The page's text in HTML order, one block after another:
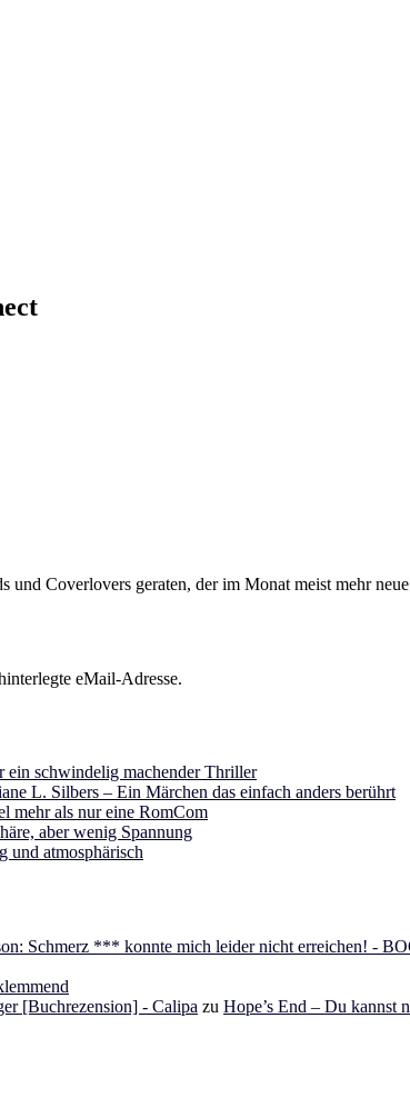
und Coverlovers geraten, der im Monat meist mehr
eMail-Adresse.
schwindelig machender Thriller
L. Silbers – Ein Märchen das einfach anders berührt
mehr als nur eine RomCom
aber wenig Spannung
und atmosphärisch
Schmerz *** konnte mich leider nicht erreichen! -
[Buchrezension] - Calipa zu Hope’s End – Du kannst